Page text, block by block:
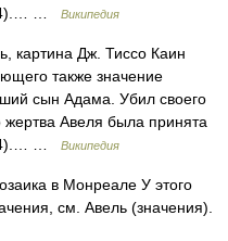
…
Википедия
картина Дж. Тиссо Каин
сын Адама. Убил своего
жертва Авеля была принята
…
Википедия
в Монреале У этого
см. Авель (значения).